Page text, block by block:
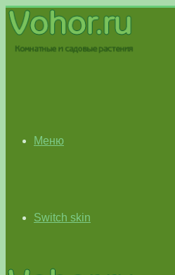
Меню
Switch skin